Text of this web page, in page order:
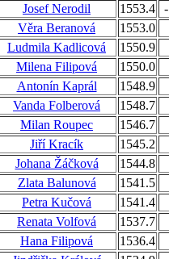
Josef Nerodil 1553.4
Věra Beranová
1553.0
Ludmila Kadlicová
1550.9
Milena Filipová
1550.0
Antonín Kaprál
1548.9
Vanda Folberová
1548.7
Milan Roupec
1546.7
Jiří Kracík
1545.2
Johana Žáčková
1544.8
Zlata Balunová
1541.5
Petra Kučová
1541.4
Renata Volfová
1537.7
Hana Filipová
1536.4